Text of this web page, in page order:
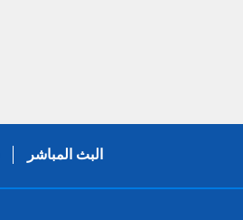
البث المباشر